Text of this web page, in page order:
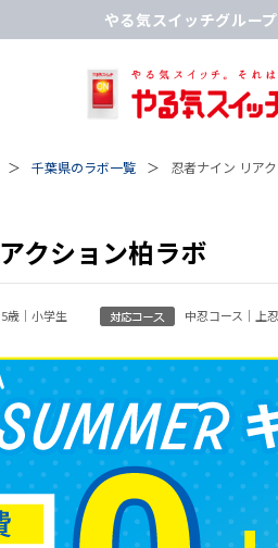
やる気スイッチグルー
千葉県のラボ一覧 忍者ナイン リア
クション柏ラボ
歳｜小学生 中忍コース｜上